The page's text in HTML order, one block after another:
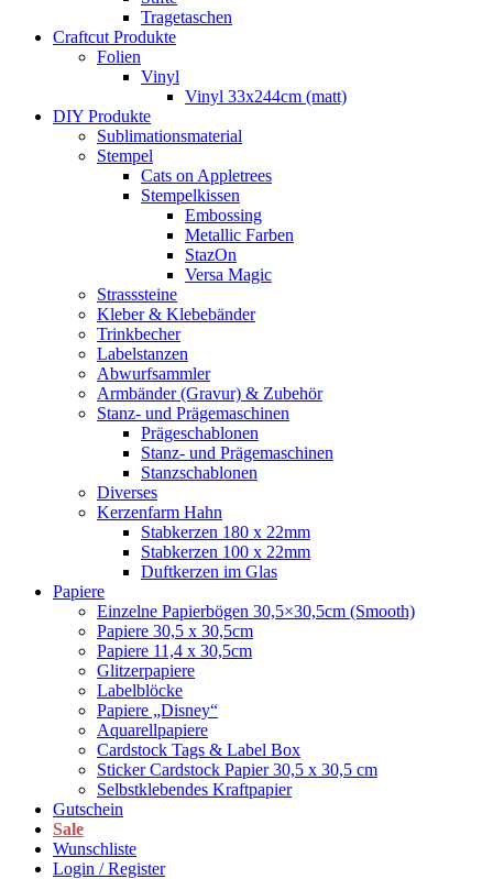
Tragetaschen
Craftcut Produkte
Folien
Vinyl
Vinyl 33x244cm (matt)
DIY Produkte
Sublimationsmaterial
Stempel
Cats on Appletrees
Stempelkissen
Embossing
Metallic Farben
StazOn
Versa Magic
Strasssteine
Kleber & Klebebänder
Trinkbecher
Labelstanzen
Abwurfsammler
Armbänder (Gravur) & Zubehör
Stanz- und Prägemaschinen
Prägeschablonen
Stanz- und Prägemaschinen
Stanzschablonen
Diverses
Kerzenfarm Hahn
Stabkerzen 180 x 22mm
Stabkerzen 100 x 22mm
Duftkerzen im Glas
Papiere
Einzelne Papierbögen 30,5×30,5cm (Smooth)
Papiere 30,5 x 30,5cm
Papiere 11,4 x 30,5cm
Glitzerpapiere
Labelblöcke
Papiere „Disney“
Aquarellpapiere
Cardstock Tags & Label Box
Sticker Cardstock Papier 30,5 x 30,5 cm
Selbstklebendes Kraftpapier
Gutschein
Sale
Wunschliste
Login / Register